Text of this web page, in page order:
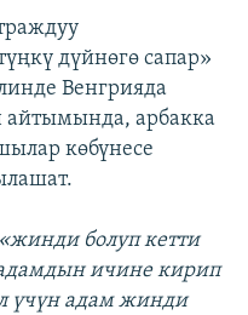
дүйнөгө сапар»
Венгрияда
айтымында, арбакка
көбүнесе
болуп кетти
ичине кирип
үчүн адам жинди